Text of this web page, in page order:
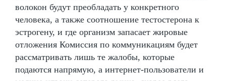
волокон будут преобладать у конкретного
человека, а также соотношение тестостерона к
эстрогену, и где организм запасает жировые
отложения Комиссия по коммуникациям будет
рассматривать лишь те жалобы, которые
подаются напрямую, а интернет-пользователи и